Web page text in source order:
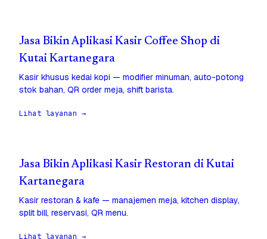
Jasa Bikin Aplikasi Kasir Coffee Shop di
Kutai Kartanegara
Kasir khusus kedai kopi — modifier minuman, auto-potong
stok bahan, QR order meja, shift barista.
Lihat layanan →
Jasa Bikin Aplikasi Kasir Restoran di Kutai
Kartanegara
Kasir restoran & kafe — manajemen meja, kitchen display,
split bill, reservasi, QR menu.
Lihat layanan →